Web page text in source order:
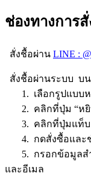
ช่องทางการ
สั่งชื้อผ่าน LINE :
สั่งชื้อผ่านระบบ บน
1. เลือกรูปแบบห
2. คลิกที่ปุ่ม “หยิ
3. คลิกที่ปุ่มแท็บ
4. กดสั่งซื้อและช
5. กรอกข้อมูลสำ
และอีเมล